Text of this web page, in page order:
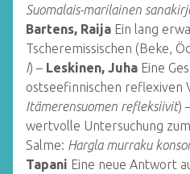
Suomalais-marilainen
Bartens, Raija Ein lang
Tscheremissischen (Beke,
I) – Leskinen, Juha Eine
ostseefinnischen reflexiven
Itämerensuomen refleksiivit)
wertvolle Untersuchung
Salme: Hargla murraku
Tapani Eine neue Antwort